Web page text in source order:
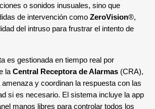
o sonidos inusuales, sino que
de intervención como ZeroVision®,
del intruso para frustrar el intento de
es gestionada en tiempo real por
la Central Receptora de Alarmas (CRA),
y coordinan la respuesta con las
si es necesario. El sistema incluye la app
manos libres para controlar todos los